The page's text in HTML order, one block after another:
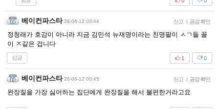
베이컨파스타 26-06-12 00:44 신고 | 공감 확인
정청래가 호감이 아니라 지금 김민석 뉴재명이라는 친명팔이 ㅅㄱ들 꼴
이 ㅈ같은 겁니다
답글 0
1
베이컨파스타 26-06-12 00:45 신고 | 공감 확인
완장질을 가장 싫어하는 집단에게 완장질을 해서 불편한거라고요